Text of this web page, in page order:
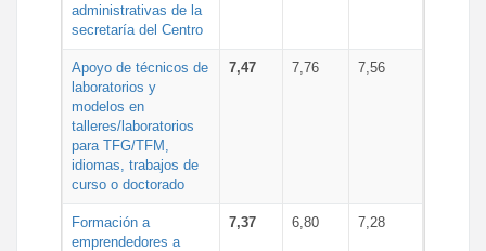
administrativas de la
secretaría del Centro
Apoyo de técnicos de
laboratorios y
modelos en
talleres/laboratorios
para TFG/TFM,
idiomas, trabajos de
curso o doctorado
7,47 7,76 7,56
Formación a
emprendedores a
7,37 6,80 7,28